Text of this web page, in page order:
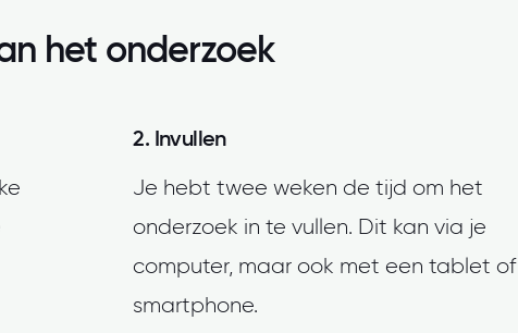
het onderzoek
2. Invullen
Je hebt twee weken de tijd om het
onderzoek in te vullen. Dit kan via je
computer, maar ook met een tablet of
smartphone.